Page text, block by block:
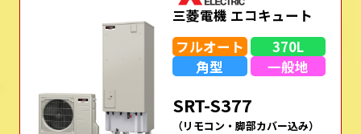
三菱電機 エコキュート
フルオート
370L
角型
一般地
SRT-S377
（リモコン・脚部カバー込み）